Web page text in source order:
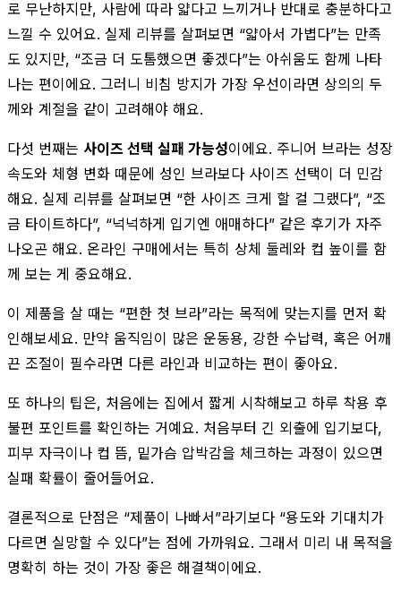
로 무난하지만, 사람에 따라 얇다고 느끼거나 반대로 충분하다고
느낄 수 있어요. 실제 리뷰를 살펴보면 “얇아서 가볍다”는 만족
도 있지만, “조금 더 도톰했으면 좋겠다”는 아쉬움도 함께 나타
나는 편이에요. 그러니 비침 방지가 가장 우선이라면 상의의 두
께와 계절을 같이 고려해야 해요.
다섯 번째는 사이즈 선택 실패 가능성이에요. 주니어 브라는 성장
속도와 체형 변화 때문에 성인 브라보다 사이즈 선택이 더 민감
해요. 실제 리뷰를 살펴보면 “한 사이즈 크게 할 걸 그랬다”, “조
금 타이트하다”, “넉넉하게 입기엔 애매하다” 같은 후기가 자주
나오곤 해요. 온라인 구매에서는 특히 상체 둘레와 컵 높이를 함
께 보는 게 중요해요.
이 제품을 살 때는 “편한 첫 브라”라는 목적에 맞는지를 먼저 확
인해보세요. 만약 움직임이 많은 운동용, 강한 수납력, 혹은 어깨
끈 조절이 필수라면 다른 라인과 비교하는 편이 좋아요.
또 하나의 팁은, 처음에는 집에서 짧게 시착해보고 하루 착용 후
불편 포인트를 확인하는 거예요. 처음부터 긴 외출에 입기보다,
피부 자극이나 컵 뜸, 밑가슴 압박감을 체크하는 과정이 있으면
실패 확률이 줄어들어요.
결론적으로 단점은 “제품이 나빠서”라기보다 “용도와 기대치가
다르면 실망할 수 있다”는 점에 가까워요. 그래서 미리 내 목적을
명확히 하는 것이 가장 좋은 해결책이에요.